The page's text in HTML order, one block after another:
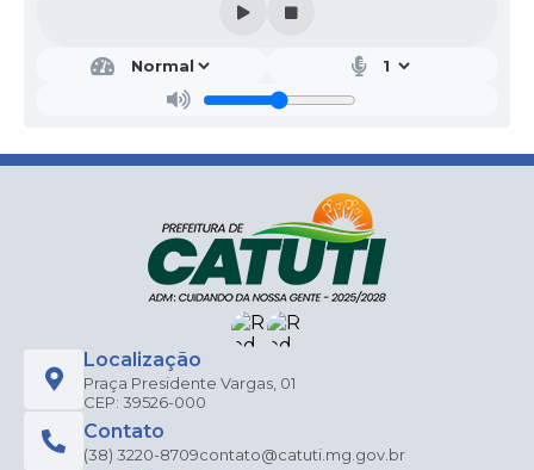
Localização
Praça Presidente Vargas, 01
CEP: 39526-000
Contato
(38) 3220-8709contato@catuti.mg.gov.br